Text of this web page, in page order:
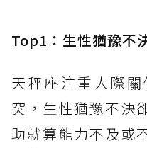
Top1：生性猶豫不
天秤座注重人際
突，生性猶豫不決
助就算能力不及或